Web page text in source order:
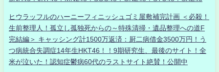
ヒウラッフルのハーニーフィニッシュゴミ屋敷補完計画 ＜必殺！
生前整理人！孤立し孤独死からの～特殊清掃・遺品整理への道F
完結編＞ キャッシング計1500万返済：厨二病借金3500万円！う
つ病統合失調症14年生HKT46！！9期研究生、最後のサイト！全
米が泣いた！認知症鬱病60代のラストサイト絶賛！公開中